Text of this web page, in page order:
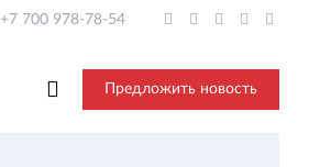
+7 700 978-78-54
Предложить новость